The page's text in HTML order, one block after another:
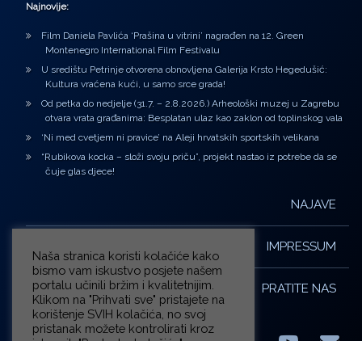
Najnovije:
Film Daniela Pavlića ‘Prašina u vitrini’ nagrađen na 12. Green
Montenegro International Film Festivalu
U središtu Petrinje otvorena obnovljena Galerija Krsto Hegedušić:
Kultura vraćena kući, u samo srce grada!
Od petka do nedjelje (31.7. – 2.8.2026.) Arheološki muzej u Zagrebu
otvara vrata građanima: Besplatan ulaz kao zaklon od toplinskog vala
‘Ni med cvetjem ni pravice’ na Aleji hrvatskih sportskih velikana
“Rubikova kocka – složi svoju priču”, projekt nastao iz potrebe da se
čuje glas djece!
NAJAVE
IMPRESSUM
PRATITE NAS
Naša stranica koristi kolačiće kako
bismo vam iskustvo posjete našem
portalu učinili bržim i kvalitetnijim.
Klikom na "Prihvati sve" pristajete na
korištenje SVIH kolačića, no svoj
pristanak možete kontrolirati kroz